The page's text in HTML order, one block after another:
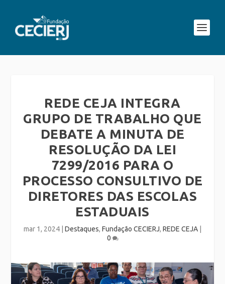
REDE CEJA INTEGRA
GRUPO DE TRABALHO QUE
DEBATE A MINUTA DE
RESOLUÇÃO DA LEI
7299/2016 PARA O
PROCESSO CONSULTIVO DE
DIRETORES DAS ESCOLAS
ESTADUAIS
mar 1, 2024 Destaques, Fundação CECIERJ, REDE CEJA
0